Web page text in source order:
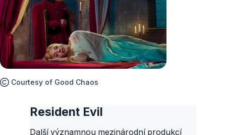
Courtesy of Good Chaos
Resident Evil
Další významnou mezinárodní produkcí